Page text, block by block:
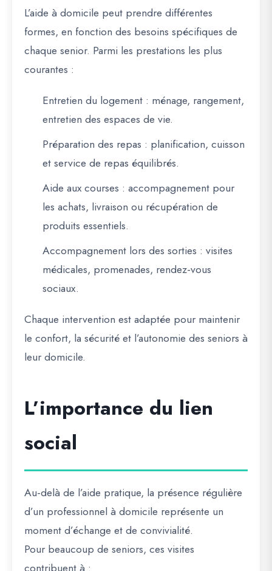
L’aide à domicile peut prendre différentes
formes, en fonction des besoins spécifiques de
chaque senior. Parmi les prestations les plus
courantes :
Entretien du logement : ménage, rangement,
entretien des espaces de vie.
Préparation des repas : planification, cuisson
et service de repas équilibrés.
Aide aux courses : accompagnement pour
les achats, livraison ou récupération de
produits essentiels.
Accompagnement lors des sorties : visites
médicales, promenades, rendez-vous
sociaux.
Chaque intervention est adaptée pour maintenir
le confort, la sécurité et l’autonomie des seniors à
leur domicile.
L’importance du lien
social
Au-delà de l’aide pratique, la présence régulière
d’un professionnel à domicile représente un
moment d’échange et de convivialité.
Pour beaucoup de seniors, ces visites